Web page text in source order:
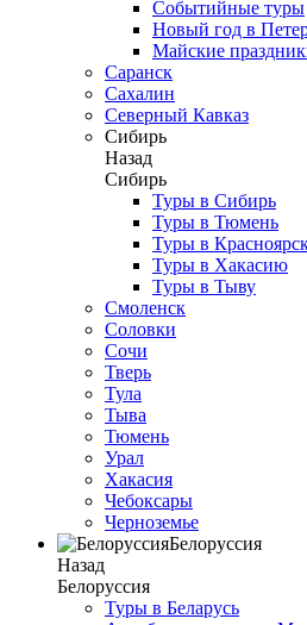
Событийные туры
Новый год в
Майские
Саранск
Сахалин
Северный Кавказ
Сибирь
Назад
Сибирь
Туры в Сибирь
Туры в Тюмень
Туры в
Туры в Хакасию
Туры в Тыву
Смоленск
Соловки
Сочи
Тверь
Тула
Тыва
Тюмень
Урал
Хакасия
Чебоксары
Черноземье
Белоруссия
Назад
Белоруссия
Туры в Беларусь